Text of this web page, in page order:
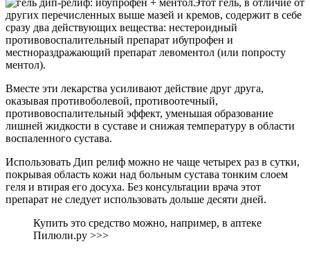
Этот гель, в отличие от
других перечисленных выше мазей и кремов, содержит в себе
сразу два действующих вещества: нестероидный
противовоспалительный препарат ибупрофен и
местнораздражающий препарат левоментол (или попросту
ментол).
Вместе эти лекарства усиливают действие друг друга,
оказывая противоболевой, противоотечный,
противовоспалительный эффект, уменьшая образование
лишней жидкости в суставе и снижая температуру в области
воспаленного сустава.
Использовать Дип релиф можно не чаще четырех раз в сутки,
покрывая область кожи над больным сустава тонким слоем
геля и втирая его досуха. Без консультации врача этот
препарат не следует использовать дольше десяти дней.
Купить это средство можно, например, в аптеке
Пилюли.ру >>>